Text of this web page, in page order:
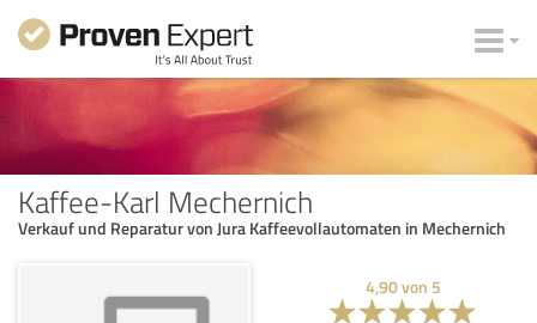
Kaffee-Karl Mechernich
Verkauf und Reparatur von Jura Kaffeevollautomaten in Mechernich
4,90von 5